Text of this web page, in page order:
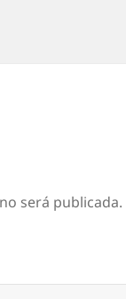
será publicada.